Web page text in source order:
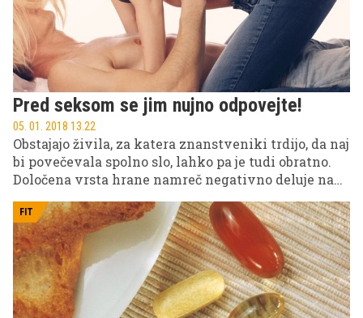
Pred seksom se jim nujno odpovejte!
05. 01. 2018 13.22
Obstajajo živila, za katera znanstveniki trdijo, da naj
bi povečevala spolno slo, lahko pa je tudi obratno.
Določena vrsta hrane namreč negativno deluje na
izognite.
FIT